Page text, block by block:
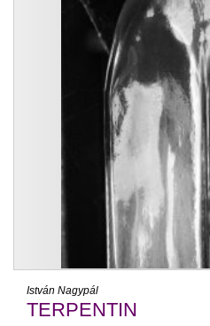
István Nagypál
TERPENTIN